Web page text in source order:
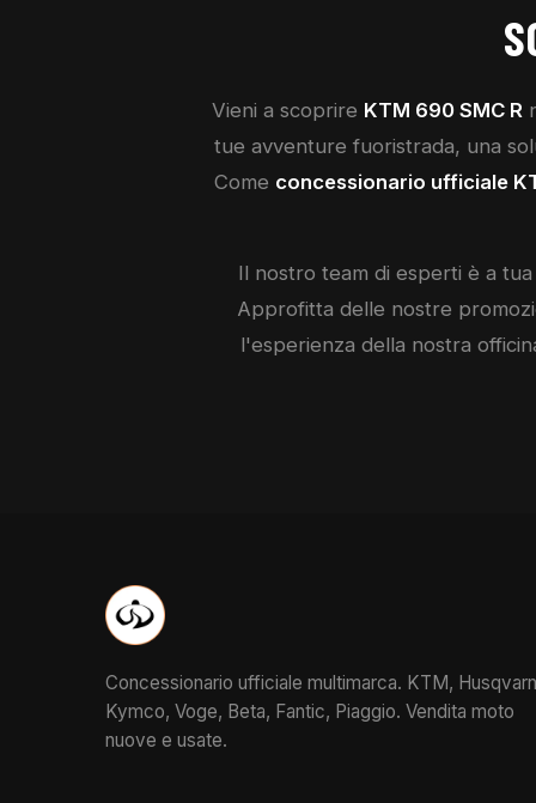
Vieni a scoprire KTM 690 SMC R
tue avventure fuoristrada, una
Come concessionario ufficiale
Il nostro team di esperti è a
Approfitta delle nostre
l'esperienza della nostra
Concessionario ufficiale multimarca. KTM,
Kymco, Voge, Beta, Fantic, Piaggio. Vendita moto
nuove e usate.